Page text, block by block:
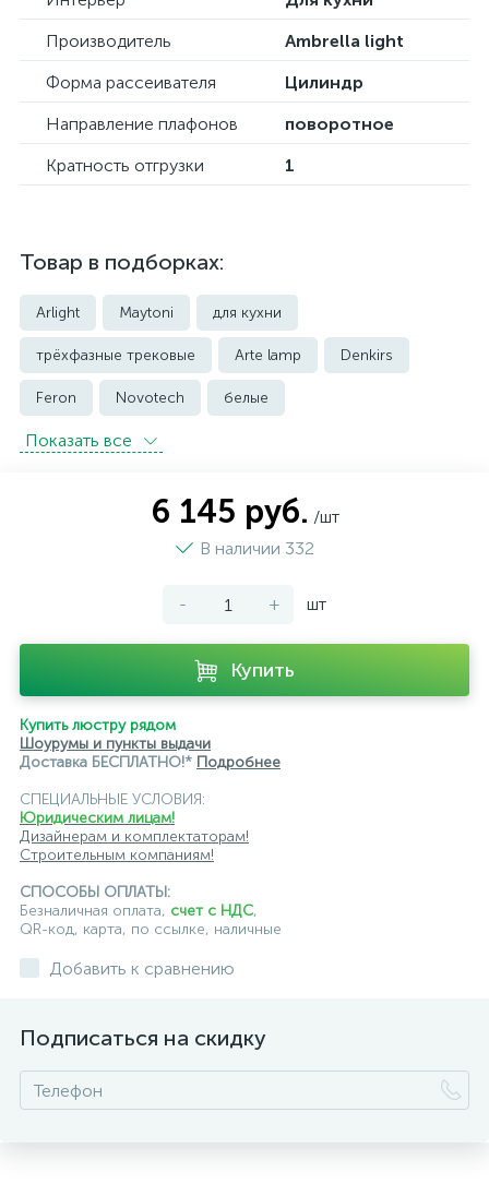
Производитель
Ambrella light
Форма рассеивателя
Цилиндр
Направление плафонов
поворотное
Кратность отгрузки
1
Товар в подборках:
Arlight Maytoni для кухни
трёхфазные трековые Arte lamp Denkirs
Feron Novotech белые
встраиваемые трековые
модульные трековые подвесные трековые
светильники для модульной системы
черные ЭРА Crystal Lux Ambrella
Показать всe
6 145 руб. /шт
В наличии 332
- + шт
Купить
Купить люстру рядом
Шоурумы и пункты выдачи
Доставка БЕСПЛАТНО!* Подробнее
СПЕЦИАЛЬНЫЕ УСЛОВИЯ:
Юридическим лицам!
Дизайнерам и комплектаторам!
Строительным компаниям!
СПОСОБЫ ОПЛАТЫ:
Безналичная оплата, счет с НДС,
QR-код, карта, по ссылке, наличные
Добавить к сравнению
Подписаться на скидку